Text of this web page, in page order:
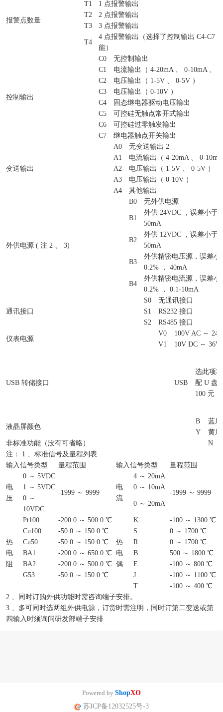
报警点数量
T1
1 点报警输出
T2
2 点报警输出
T3
3 点报警输出
T4
4 点报警输出（选择了控制输出 C4-C7
能）
控制输出
C0
无控制输出
C1
电流输出（ 4-20mA 、 0-10mA 、
C2
电压输出（ 1-5V 、 0-5V ）
C3
电压输出（ 0-10V ）
C4
固态继电器驱动电压输出
C5
可控硅无触点常开式输出
C6
可控硅过零触发输出
C7
继电器触点开关输出
变送输出
A0
无变送输出 2
A1
电流输出（ 4-20mA 、 0-
A2
电压输出（ 1-5V 、 0-5V ）
A3
电压输出（ 0-10V ）
A4
其他输出
外供电源 ( 注 2 、 3)
B0 无外供电源
B1
外供 24VDC ，误差小于
50mA
B2
外供 12VDC ，误差小于
50mA
B3
外供精密电压源，误差小
0.2% ， 40mA
B4
外供精密电流源，误差小
0.2% ， 0.1-10mA
通讯接口
S0
无通讯接口
S1
RS232 接口
S2
RS485 接口
仪表电源
V0
100V AC ～
V1
10V DC ～ 36V
USB 转储接口 USB
选此项
配 U 盘
100 元
液晶屏颜色
B
蓝
Y
黄
非标准功能（没有可省略）
N
注： 1 、标准信号及量程列表
输入信号类型
量程范围 输入信号类型 量程范围
电
压
0 ～ 5VDC
-1999 ～ 9999
电
流
4 ～ 20mA
-1999 ～ 9999
1 ～ 5VDC
0 ～ 10mA
0 ～
10VDC
0 ～ 20mA
热
电
阻
Pt100 -200.0 ～ 500.0 ℃
热
电
偶
K
-100 ～ 1300 ℃
Cu100
-50.0 ～ 150.0 ℃ S
0 ～ 1700 ℃
Cu50
-50.0 ～ 150.0 ℃ R
0 ～ 1700 ℃
BA1
-200.0 ～ 650.0 ℃ B
500 ～ 1800 ℃
BA2
-200.0 ～ 500.0 ℃ E
-100 ～ 800 ℃
G53
-50.0 ～ 150.0 ℃ J
-100 ～ 1100 ℃
T
-100 ～ 400 ℃
2 、同时订购外供功能时需咨询端子安排。
3 、多可同时选两组外供电源，订货时需注明，同时订第二变送或第
四输入时须询问研发部端子安排
Powered by ShopXO
苏ICP备12032525号-3